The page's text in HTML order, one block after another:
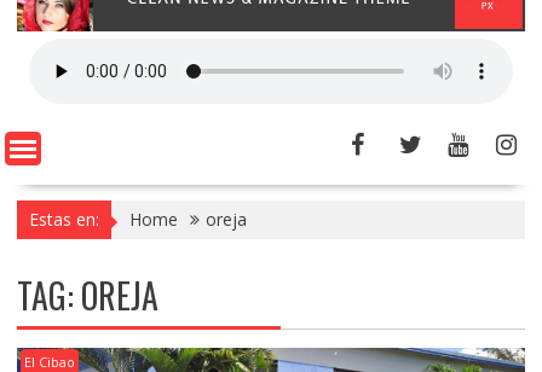
Estas en: Home oreja
TAG:OREJA
El Cibao